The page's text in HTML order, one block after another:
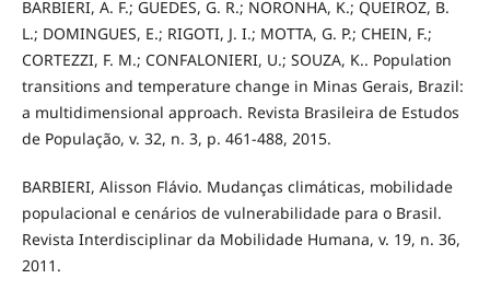
BARBIERI, A. F.; GUEDES, G. R.; NORONHA, K.; QUEIROZ, B.
L.; DOMINGUES, E.; RIGOTI, J. I.; MOTTA, G. P.; CHEIN, F.;
CORTEZZI, F. M.; CONFALONIERI, U.; SOUZA, K.. Population
transitions and temperature change in Minas Gerais, Brazil:
a multidimensional approach. Revista Brasileira de Estudos
de População, v. 32, n. 3, p. 461-488, 2015.
BARBIERI, Alisson Flávio. Mudanças climáticas, mobilidade
populacional e cenários de vulnerabilidade para o Brasil.
Revista Interdisciplinar da Mobilidade Humana, v. 19, n. 36,
2011.